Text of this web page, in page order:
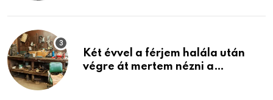
Két évvel a férjem halála után
végre át mertem nézni a